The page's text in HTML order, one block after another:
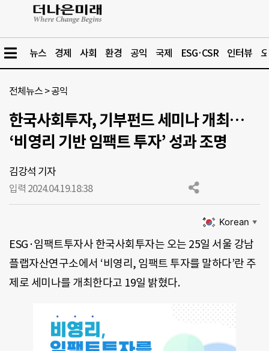
뉴스 경제 사회 환경 공익 국제 ESG·CSR 인터뷰
전체뉴스 >공익
한국사회투자, 기부펀드 세미나 개최…
‘비영리 기반 임팩트 투자’ 성과 조명
김강석 기자
입력 2024.04.19.18:38
Korean ▼
ESG·임팩트투자사 한국사회투자는 오는 25일 서울 강남
플랩자산연구소에서 ‘비영리, 임팩트 투자를 말하다’란 주
제로 세미나를 개최한다고 19일 밝혔다.